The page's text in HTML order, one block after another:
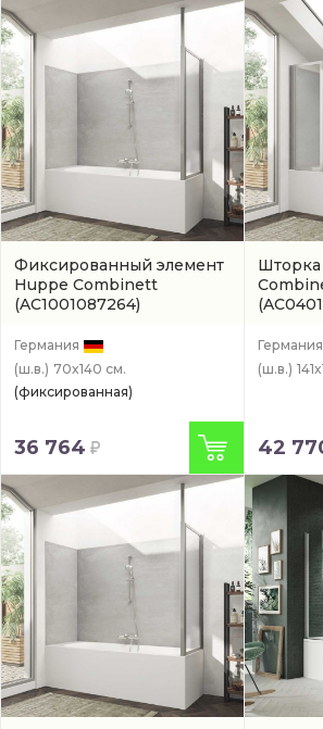
Фиксированный элемент
Huppe Combinett
(AC1001087264)
Германия
(ш.в.) 70x140 см.
(фиксированная)
36 764
Шторка
Германия
(ш.в.)
42